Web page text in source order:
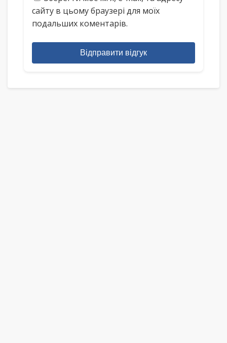
сайту в цьому браузері для моїх
подальших коментарів.
Відправити відгук